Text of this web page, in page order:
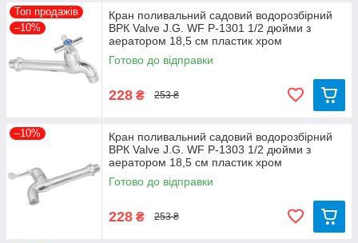
Топ продажів
–10%
Кран поливальний садовий водорозбірний
ВРК Valve J.G. WF Р-1301 1/2 дюйми з
аератором 18,5 см пластик хром
Готово до відправки
228 ₴ 253 ₴
–10%
Кран поливальний садовий водорозбірний
ВРК Valve J.G. WF Р-1303 1/2 дюйми з
аератором 18,5 см пластик хром
Готово до відправки
228 ₴ 253 ₴